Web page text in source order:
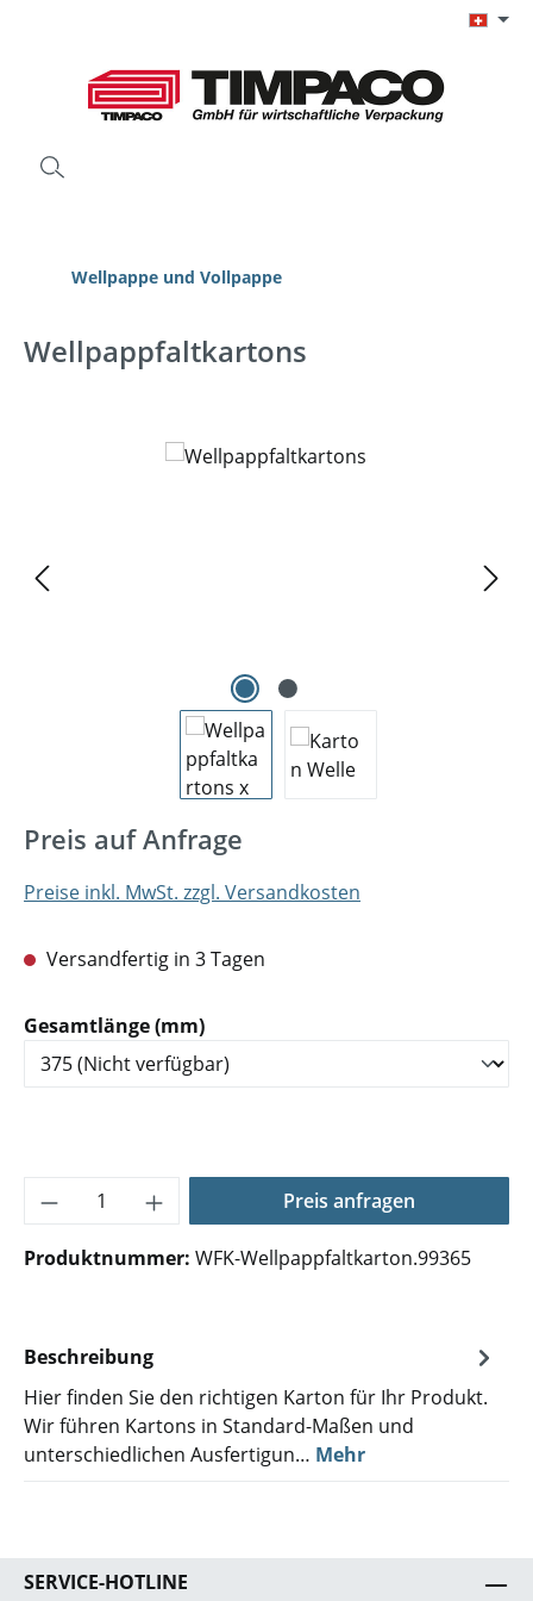
Wellpappe und Vollpappe
Wellpappfaltkartons
Bildergalerie überspringen
Preis auf Anfrage
Preise inkl. MwSt. zzgl. Versandkosten
Versandfertig in 3 Tagen
Gesamtlänge (mm)auswählen
Produkt Anzahl: Gib den gewünschten
Preis anfragen
Produktnummer: WFK-Wellpappfaltkarton.99365
Beschreibung
Hier finden Sie den richtigen Karton für Ihr Produkt.
Wir führen Kartons in Standard-Maßen und
unterschiedlichen Ausfertigun… Mehr
SERVICE-HOTLINE